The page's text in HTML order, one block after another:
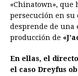
«Chinatown», que
persecución en su
desprende de una
producción de
En ellas, el
el caso Dreyfus